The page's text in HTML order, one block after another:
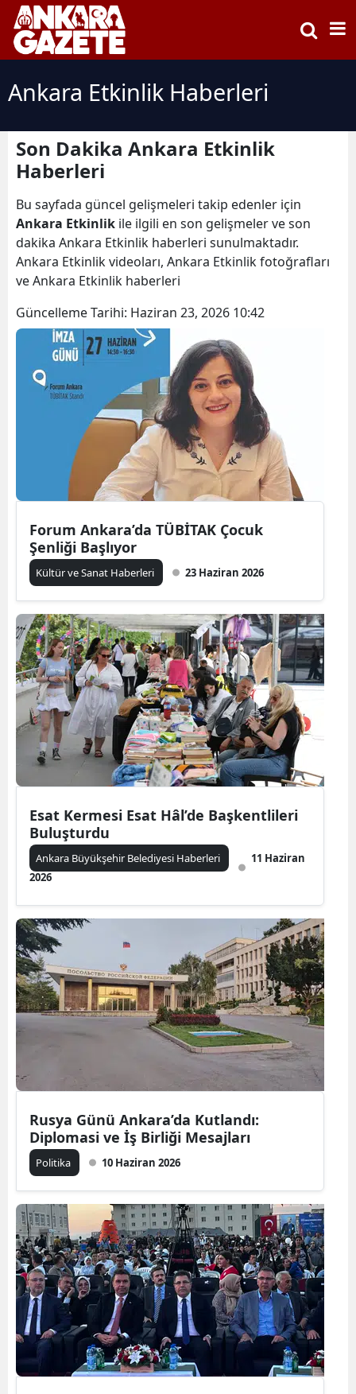
Ankara Etkinlik Haberleri
Son Dakika Ankara Etkinlik
Haberleri
Bu sayfada güncel gelişmeleri takip edenler için
Ankara Etkinlik ile ilgili en son gelişmeler ve son
dakika Ankara Etkinlik haberleri sunulmaktadır.
Ankara Etkinlik videoları, Ankara Etkinlik fotoğrafları
ve Ankara Etkinlik haberleri
Güncelleme Tarihi: Haziran 23, 2026 10:42
Forum Ankara’da TÜBİTAK Çocuk
Şenliği Başlıyor
Kültür ve Sanat Haberleri 23 Haziran 2026
Esat Kermesi Esat Hâl’de Başkentlileri
Buluşturdu
Ankara Büyükşehir Belediyesi Haberleri
11 Haziran
2026
Rusya Günü Ankara’da Kutlandı:
Diplomasi ve İş Birliği Mesajları
Politika 10 Haziran 2026